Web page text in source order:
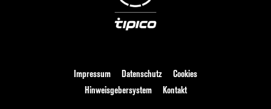
Impressum Datenschutz
Cookies
Hinweisgebersystem
Kontakt